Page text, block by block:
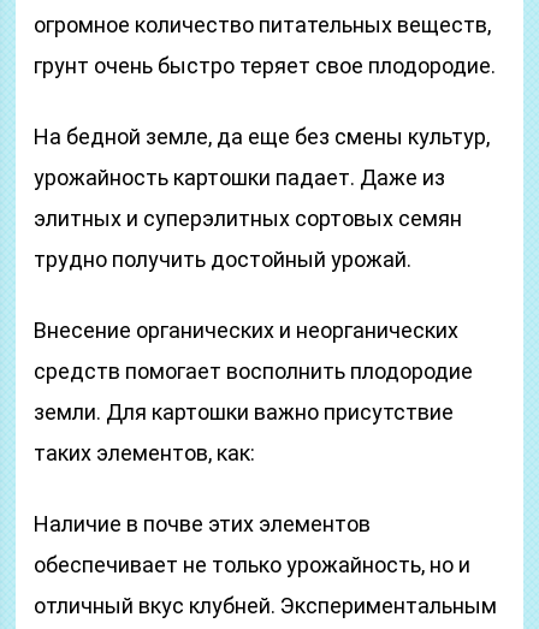
огромное количество питательных веществ,
грунт очень быстро теряет свое плодородие.
На бедной земле, да еще без смены культур,
урожайность картошки падает. Даже из
элитных и суперэлитных сортовых семян
трудно получить достойный урожай.
Внесение органических и неорганических
средств помогает восполнить плодородие
земли. Для картошки важно присутствие
таких элементов, как:
Наличие в почве этих элементов
обеспечивает не только урожайность, но и
отличный вкус клубней. Экспериментальным